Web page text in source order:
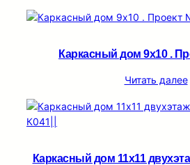
Каркасный дом 9х10 .
Читать далее
Каркасный дом 11х11